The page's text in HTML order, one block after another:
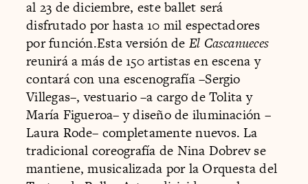
al 23 de diciembre, este ballet será
disfrutado por hasta 10 mil espectadores
por función.Esta versión de El Cascanueces
reunirá a más de 150 artistas en escena y
contará con una escenografía –Sergio
Villegas–, vestuario –a cargo de Tolita y
María Figueroa– y diseño de iluminación –
Laura Rode– completamente nuevos. La
tradicional coreografía de Nina Dobrev se
mantiene, musicalizada por la Orquesta del